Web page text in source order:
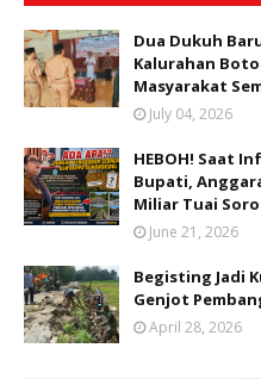
Dua Dukuh
Kalurahan
Masyarakat
July 04, 2026
HEBOH! Saat
Bupati,
Miliar Tuai
June 21, 2026
Begisting Jadi
Genjot
April 28, 2026